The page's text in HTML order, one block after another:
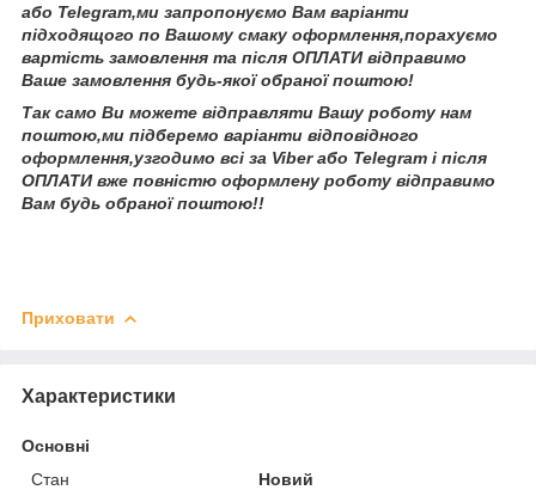
або Telegram,ми запропонуємо Вам варіанти
підходящого по Вашому смаку оформлення,порахуємо
вартість замовлення та після ОПЛАТИ відправимо
Ваше замовлення будь-якої обраної поштою!
Так само Ви можете відправляти Вашу роботу нам
поштою,ми підберемо варіанти відповідного
оформлення,узгодимо всі за Viber або Telegram і після
ОПЛАТИ вже повністю оформлену роботу відправимо
Вам будь обраної поштою!!
Приховати
Характеристики
Основні
Стан
Новий